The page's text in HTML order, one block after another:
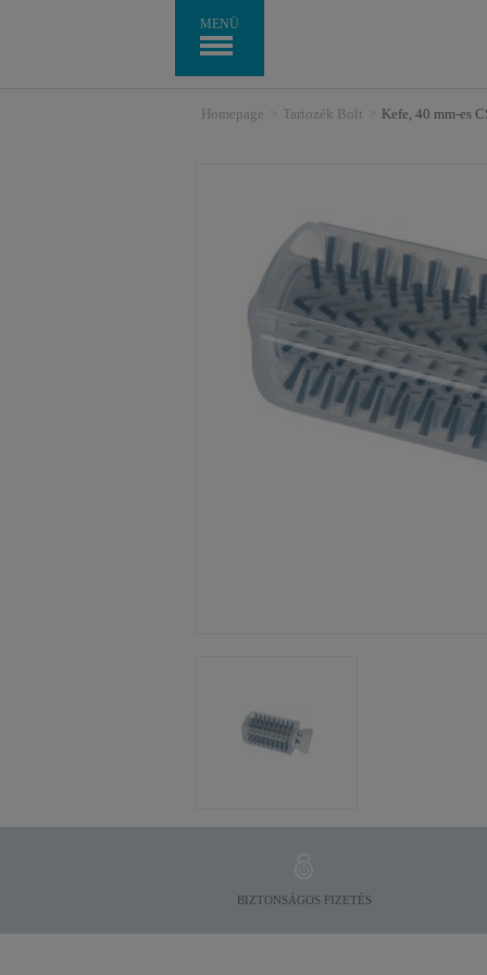
MENÜ
Homepage Tartozék Bolt Kefe, 40 mm-es
BIZTONSÁGOS FIZETÉS